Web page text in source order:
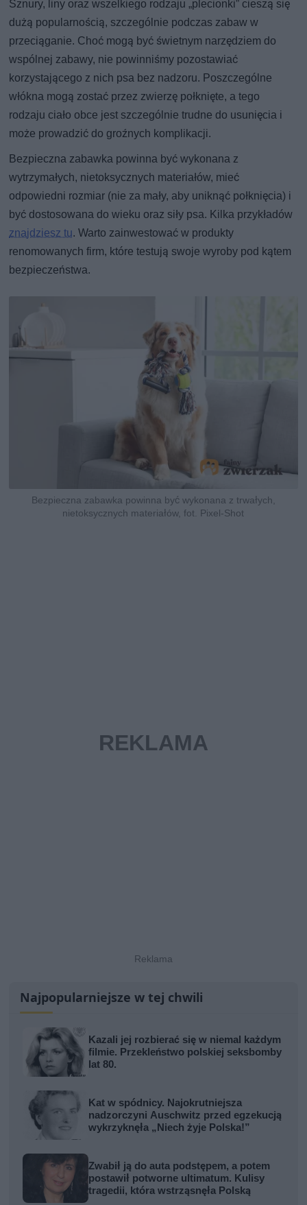
Sznury, liny oraz wszelkiego rodzaju „plecionki” cieszą się
dużą popularnością, szczególnie podczas zabaw w
przeciąganie. Choć mogą być świetnym narzędziem do
wspólnej zabawy, nie powinniśmy pozostawiać
korzystającego z nich psa bez nadzoru. Poszczególne
włókna mogą zostać przez zwierzę połknięte, a tego
rodzaju ciało obce jest szczególnie trudne do usunięcia i
może prowadzić do groźnych komplikacji.
Bezpieczna zabawka powinna być wykonana z
wytrzymałych, nietoksycznych materiałów, mieć
odpowiedni rozmiar (nie za mały, aby uniknąć połknięcia) i
być dostosowana do wieku oraz siły psa. Kilka przykładów
znajdziesz tu. Warto zainwestować w produkty
renomowanych firm, które testują swoje wyroby pod kątem
bezpieczeństwa.
Bezpieczna zabawka powinna być wykonana z trwałych,
nietoksycznych materiałów, fot. Pixel-Shot
Najpopularniejsze w tej chwili
Kazali jej rozbierać się w niemal każdym
filmie. Przekleństwo polskiej seksbomby
lat 80.
Kat w spódnicy. Najokrutniejsza
nadzorczyni Auschwitz przed egzekucją
wykrzyknęła „Niech żyje Polska!”
Zwabił ją do auta podstępem, a potem
postawił potworne ultimatum. Kulisy
tragedii, która wstrząsnęła Polską